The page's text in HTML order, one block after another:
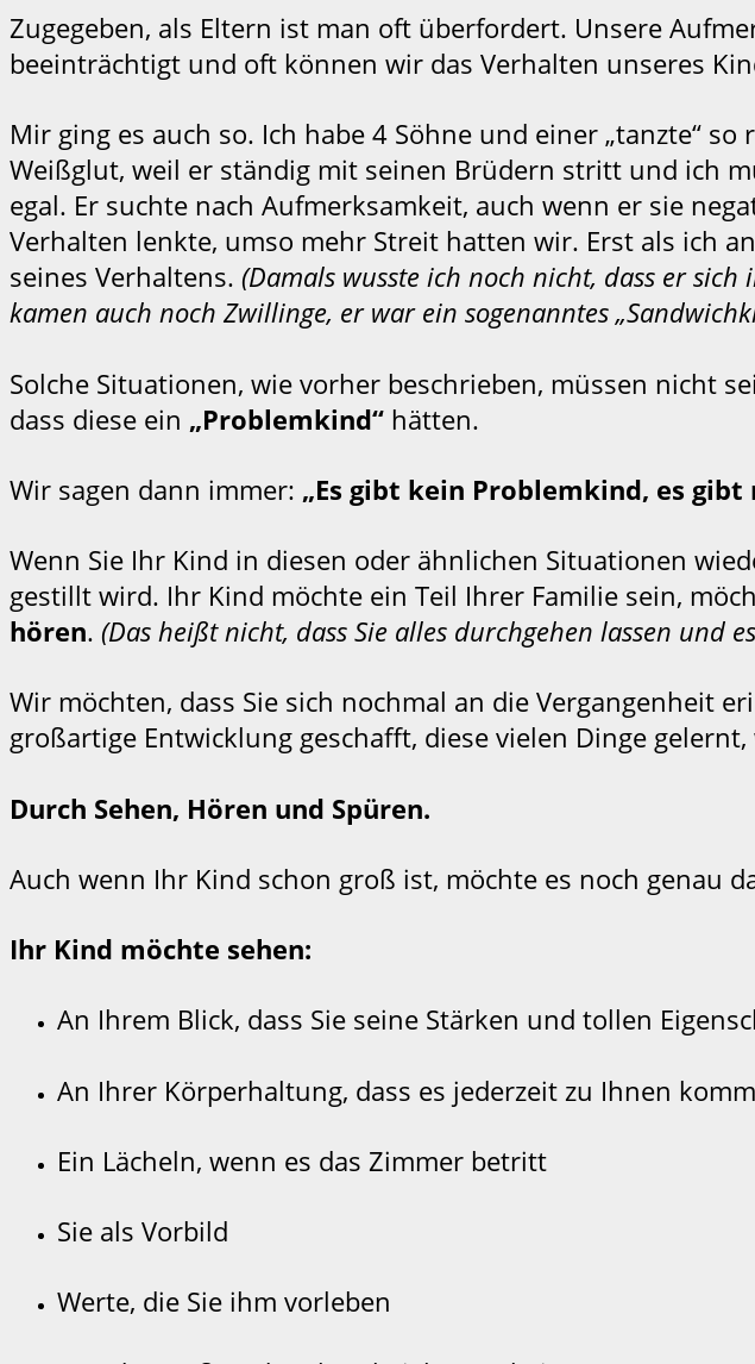
Zugegeben, als Eltern ist man oft überfordert. Unsere
beeinträchtigt und oft können wir das Verhalten unseres
Mir ging es auch so. Ich habe 4 Söhne und einer „tanzte“
Weißglut, weil er ständig mit seinen Brüdern stritt und ich
egal. Er suchte nach Aufmerksamkeit, auch wenn er sie
Verhalten lenkte, umso mehr Streit hatten wir. Erst als ich
seines Verhaltens. (Damals wusste ich noch nicht, dass er
kamen auch noch Zwillinge, er war ein sogenanntes
Solche Situationen, wie vorher beschrieben, müssen nicht
dass diese ein „Problemkind“ hätten.
Wir sagen dann immer: „Es gibt kein Problemkind, es
Wenn Sie Ihr Kind in diesen oder ähnlichen Situationen
gestillt wird. Ihr Kind möchte ein Teil Ihrer Familie sein,
hören. (Das heißt nicht, dass Sie alles durchgehen lassen und
Wir möchten, dass Sie sich nochmal an die Vergangenheit
großartige Entwicklung geschafft, diese vielen Dinge
Durch Sehen, Hören und Spüren.
Auch wenn Ihr Kind schon groß ist, möchte es noch genau
Ihr Kind möchte sehen:
An Ihrem Blick, dass Sie seine Stärken und tollen
An Ihrer Körperhaltung, dass es jederzeit zu Ihnen
Ein Lächeln, wenn es das Zimmer betritt
Sie als Vorbild
Werte, die Sie ihm vorleben